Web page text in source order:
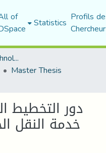
of Statistics Profils
Institute for Urban Technology Management
Master Thesis
دور
خدمة النقل